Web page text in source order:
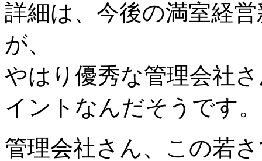
詳細は、今後の満室経
が、
やはり優秀な管理会社
イントなんだそうです。
管理会社さん、この若